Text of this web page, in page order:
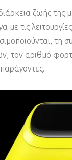
ζωής της
με τις
τη
τον αριθμό